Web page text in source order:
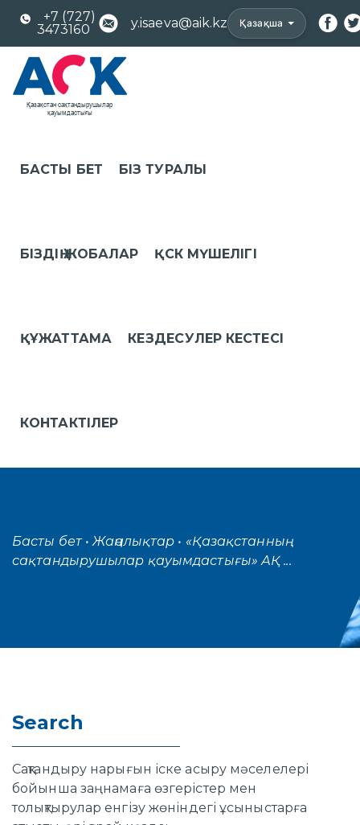
+7 (727)
3473160
y.isaeva@aik.kz Қазақша
БАСТЫ БЕТ БІЗ ТУРАЛЫ
БІЗДІҢ ЖОБАЛАР ҚСК МҮШЕЛІГІ
ҚҰЖАТТАМА КЕЗДЕСУЛЕР КЕСТЕСІ
КОНТАКТІЛЕР
Басты бет • Жаңалықтар • «Қазақстанның
сақтандырушылар қауымдастығы» АҚ ...
Search
Сақтандыру нарығын іске асыру мәселелері
бойынша заңнамаға өзгерістер мен
толықтырулар енгізу жөніндегі ұсыныстарға